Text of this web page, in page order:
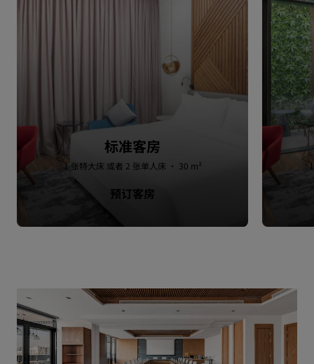
标准客房
1 张特大床 或者 2 张单人床 · 30 m²
预订客房